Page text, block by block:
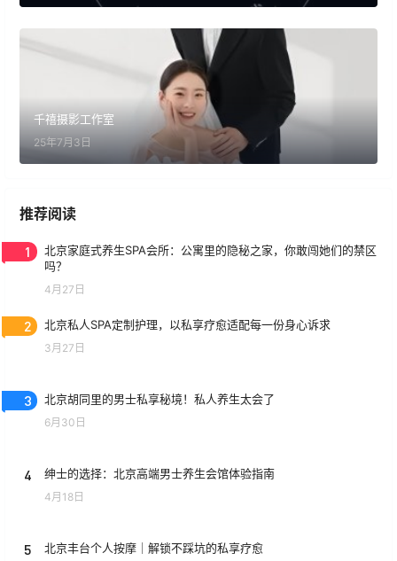
千禧摄影工作室
25年7月3日
推荐阅读
1
北京家庭式养生SPA会所：公寓里的隐秘之家，你敢闯她们的禁区
吗？
4月27日
2 北京私人SPA定制护理，以私享疗愈适配每一份身心诉求
3月27日
3 北京胡同里的男士私享秘境！私人养生太会了
6月30日
4 绅士的选择：北京高端男士养生会馆体验指南
4月18日
5 北京丰台个人按摩｜解锁不踩坑的私享疗愈